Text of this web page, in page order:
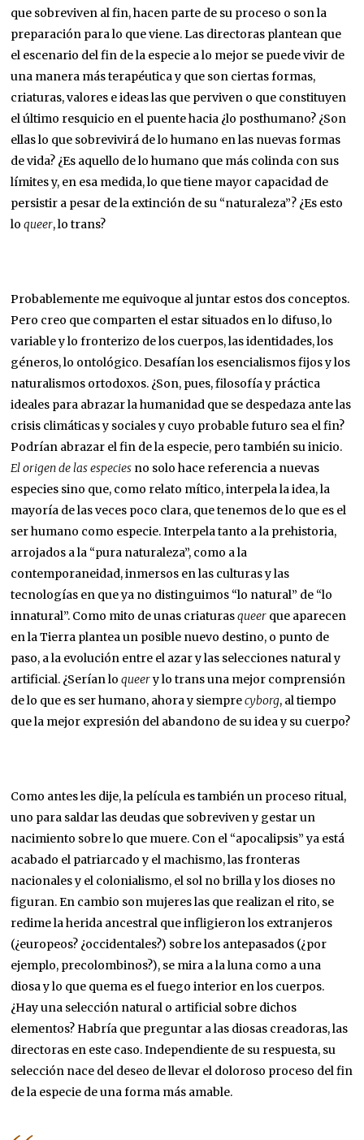
que sobreviven al fin, hacen parte de su proceso o son la
preparación para lo que viene. Las directoras plantean que
el escenario del fin de la especie a lo mejor se puede vivir de
una manera más terapéutica y que son ciertas formas,
criaturas, valores e ideas las que perviven o que constituyen
el último resquicio en el puente hacia ¿lo posthumano? ¿Son
ellas lo que sobrevivirá de lo humano en las nuevas formas
de vida? ¿Es aquello de lo humano que más colinda con sus
límites y, en esa medida, lo que tiene mayor capacidad de
persistir a pesar de la extinción de su “naturaleza”? ¿Es esto
loqueer, lo trans?
Probablemente me equivoque al juntar estos dos conceptos.
Pero creo que comparten el estar situados en lo difuso, lo
variable y lo fronterizo de los cuerpos, las identidades, los
géneros, lo ontológico. Desafían los esencialismos fijos y los
naturalismos ortodoxos. ¿Son, pues, filosofía y práctica
ideales para abrazar la humanidad que se despedaza ante las
crisis climáticas y sociales y cuyo probable futuro sea el fin?
Podrían abrazar el fin de la especie, pero también su inicio.
El origen de las especies no solo hace referencia a nuevas
especies sino que, como relato mítico, interpela la idea, la
mayoría de las veces poco clara, que tenemos de lo que es el
ser humano como especie. Interpela tanto a la prehistoria,
arrojados a la “pura naturaleza”, como a la
contemporaneidad, inmersos en las culturas y las
tecnologías en que ya no distinguimos “lo natural” de “lo
innatural”. Como mito de unas criaturasqueer que aparecen
en la Tierra plantea un posible nuevo destino, o punto de
paso, a la evolución entre el azar y las selecciones natural y
artificial. ¿Serían loqueery lo trans una mejor comprensión
de lo que es ser humano, ahora y siemprecyborg, al tiempo
que la mejor expresión del abandono de su idea y su cuerpo?
Como antes les dije, la película es también un proceso ritual,
uno para saldar las deudas que sobreviven y gestar un
nacimiento sobre lo que muere. Con el “apocalipsis” ya está
acabado el patriarcado y el machismo, las fronteras
nacionales y el colonialismo, el sol no brilla y los dioses no
figuran. En cambio son mujeres las que realizan el rito, se
redime la herida ancestral que infligieron los extranjeros
(¿europeos? ¿occidentales?) sobre los antepasados (¿por
ejemplo, precolombinos?), se mira a la luna como a una
diosa y lo que quema es el fuego interior en los cuerpos.
¿Hay una selección natural o artificial sobre dichos
elementos? Habría que preguntar a las diosas creadoras, las
directoras en este caso. Independiente de su respuesta, su
selección nace del deseo de llevar el doloroso proceso del fin
de la especie de una forma más amable.